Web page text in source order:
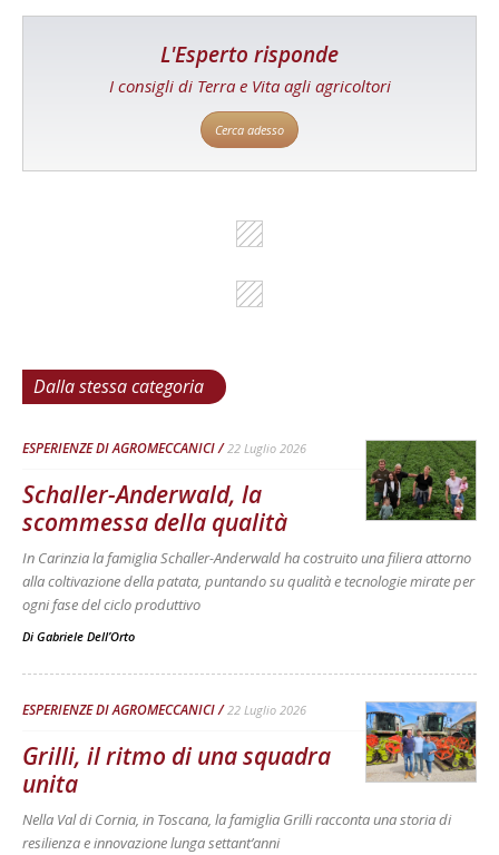
L'Esperto risponde
I consigli di Terra e Vita agli agricoltori
Cerca adesso
Dalla stessa categoria
ESPERIENZE DI AGROMECCANICI 22 Luglio 2026
Schaller-Anderwald, la
scommessa della qualità
In Carinzia la famiglia Schaller-Anderwald ha costruito una filiera attorno
alla coltivazione della patata, puntando su qualità e tecnologie mirate per
ogni fase del ciclo produttivo
Di Gabriele Dell’Orto
ESPERIENZE DI AGROMECCANICI 22 Luglio 2026
Grilli, il ritmo di una squadra
unita
Nella Val di Cornia, in Toscana, la famiglia Grilli racconta una storia di
resilienza e innovazione lunga settant’anni